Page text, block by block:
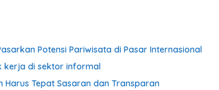
Potensi Pariwisata di Pasar Internasional
kerja di sektor informal
Harus Tepat Sasaran dan Transparan